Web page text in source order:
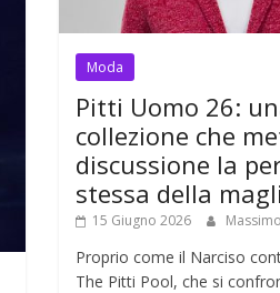
Moda
Pitti Uomo 26:
collezione che
discussione la
stessa della
15 Giugno 2026
Proprio come il Narciso
The Pitti Pool, che si